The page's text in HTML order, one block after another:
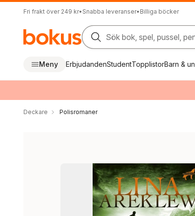
Fri frakt över 249 kr• Snabba leveranser• Billiga böcker
Sök bok, spel, pussel,
Meny ErbjudandenStudentTopplistorBarn &
Deckare Polisromaner